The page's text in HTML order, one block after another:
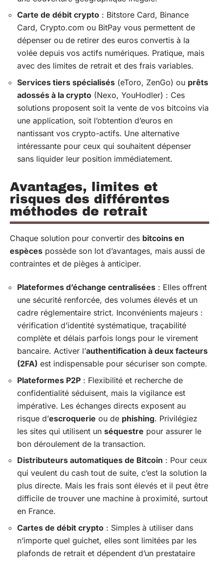
Carte de débit crypto : Bitstore Card, Binance
Card, Crypto.com ou BitPay vous permettent de
dépenser ou de retirer des euros convertis à la
volée depuis vos actifs numériques. Pratique, mais
avec des limites de retrait et des frais variables.
Services tiers spécialisés (eToro, ZenGo) ou prêts
adossés à la crypto (Nexo, YouHodler) : Ces
solutions proposent soit la vente de vos bitcoins via
une application, soit l’obtention d’euros en
nantissant vos crypto-actifs. Une alternative
intéressante pour ceux qui souhaitent dépenser
sans liquider leur position immédiatement.
Avantages, limites et
risques des différentes
méthodes de retrait
Chaque solution pour convertir des bitcoins en
espèces possède son lot d’avantages, mais aussi de
contraintes et de pièges à anticiper.
Plateformes d’échange centralisées : Elles offrent
une sécurité renforcée, des volumes élevés et un
cadre réglementaire strict. Inconvénients majeurs :
vérification d’identité systématique, traçabilité
complète et délais parfois longs pour le virement
bancaire. Activer l’authentification à deux facteurs
(2FA) est indispensable pour sécuriser son compte.
Plateformes P2P : Flexibilité et recherche de
confidentialité séduisent, mais la vigilance est
impérative. Les échanges directs exposent au
risque d’escroquerie ou de phishing. Privilégiez
les sites qui utilisent un séquestre pour assurer le
bon déroulement de la transaction.
Distributeurs automatiques de Bitcoin : Pour ceux
qui veulent du cash tout de suite, c’est la solution la
plus directe. Mais les frais sont élevés et il peut être
difficile de trouver une machine à proximité, surtout
en France.
Cartes de débit crypto : Simples à utiliser dans
n’importe quel guichet, elles sont limitées par les
plafonds de retrait et dépendent d’un prestataire